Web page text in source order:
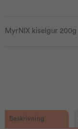
MyrNIX kiselgur 200g
Beskrivning